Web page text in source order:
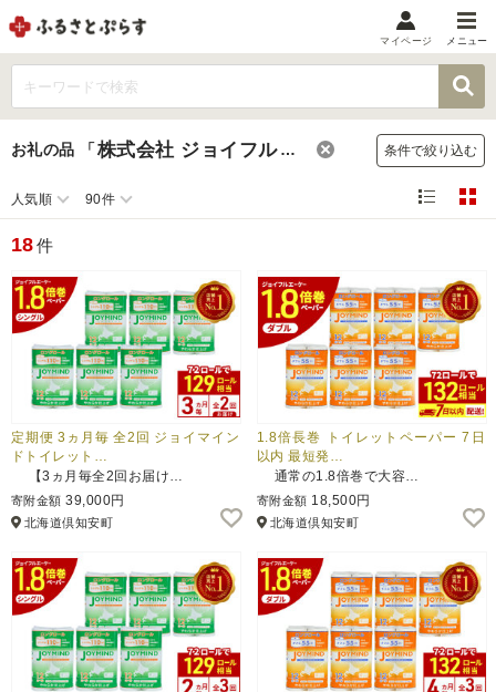
メニュー
マイメニュー
マイページ
メニュー
お礼の品から探す
お礼の品をカテゴリや金額で絞り込み
自治体から探す
特集・おすすめ
ふるさと納税とは
控除額シミュレータ Q&A
マイページ
お礼の品 「株式会社 ジョイフルエーケー 条件で絞り込む
人気順 90件
18件
定期便 3ヵ月毎 全2回 ジョイマイン
ドトイレット…
【3ヵ月毎全2回お届け…
寄附金額 39,000円
北海道倶知安町
1.8倍長巻 トイレットペーパー 7日
以内 最短発…
通常の1.8倍巻で大容…
寄附金額 18,500円
北海道倶知安町